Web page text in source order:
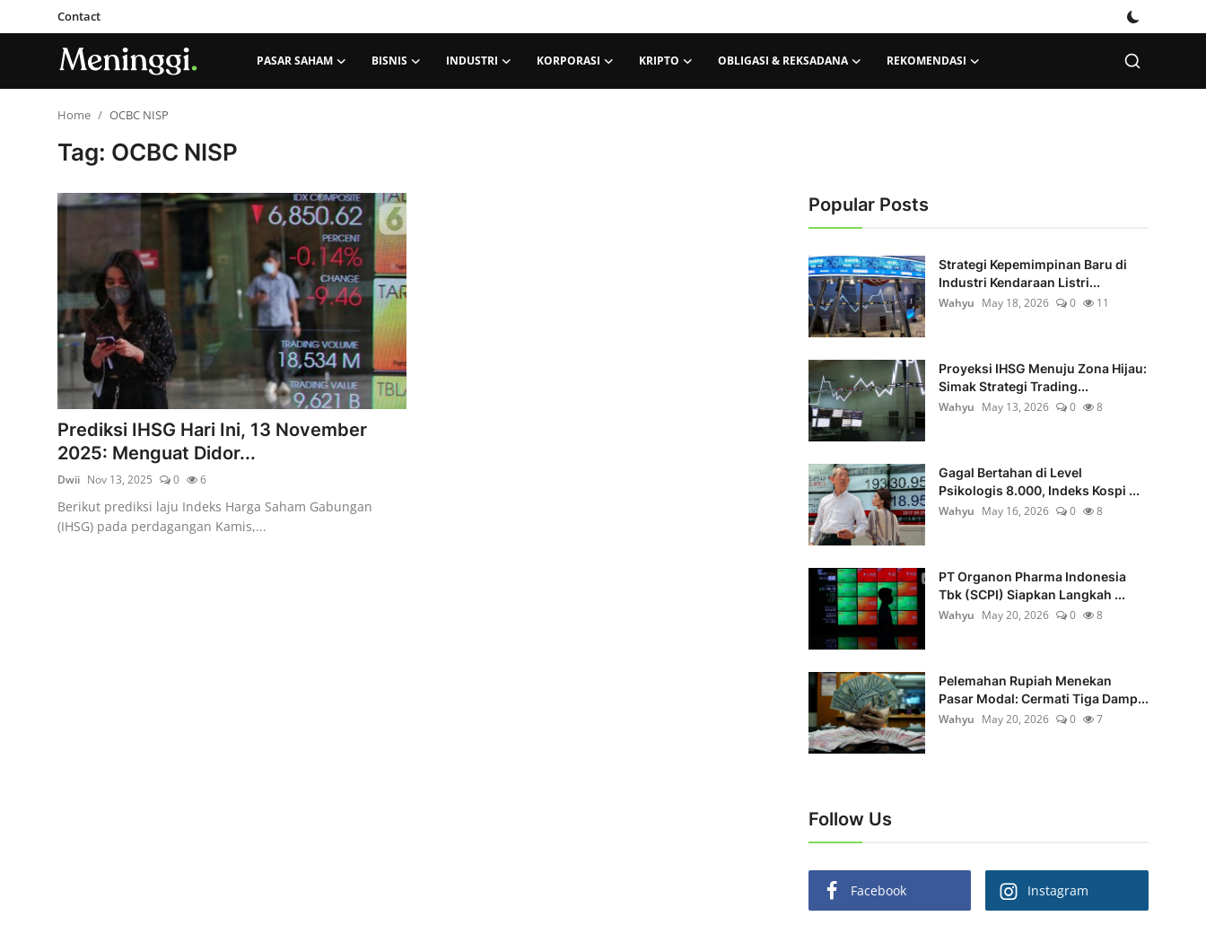
Contact
PASAR SAHAM BISNIS INDUSTRI KORPORASI KRIPTO OBLIGASI & REKSADANA REKOMENDASI
Contact
Pasar Saham
Korporasi
Obligasi & Reksadana
Rekomendasi
Home OCBC NISP
Tag: OCBC NISP
Prediksi IHSG Hari Ini, 13 November
2025: Menguat Didor...
Dwii Nov 13, 2025 0 6
Berikut prediksi laju Indeks Harga Saham Gabungan
(IHSG) pada perdagangan Kamis,...
Popular Posts
Strategi Kepemimpinan Baru di
Industri Kendaraan Listri...
Wahyu May 18, 2026 0 11
Proyeksi IHSG Menuju Zona Hijau:
Simak Strategi Trading...
Wahyu May 13, 2026 0 8
Gagal Bertahan di Level
Psikologis 8.000, Indeks Kospi ...
Wahyu May 16, 2026 0 8
PT Organon Pharma Indonesia
Tbk (SCPI) Siapkan Langkah ...
Wahyu May 20, 2026 0 8
Pelemahan Rupiah Menekan
Pasar Modal: Cermati Tiga Damp...
Wahyu May 20, 2026 0 7
Follow Us
Facebook Instagram